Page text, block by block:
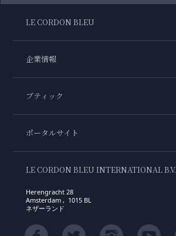
LE CORDON BLEU
企業情報
ブティック
ポータルサイト
LE CORDON BLEU INTERNATIONAL B.V.
Herengracht 28
Amsterdam , 1015 BL
ネザーランド